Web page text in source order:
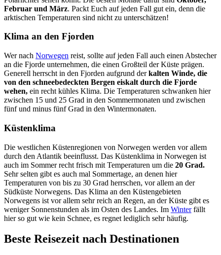
Februar und März. Packt Euch auf jeden Fall gut ein, denn die
arktischen Temperaturen sind nicht zu unterschätzen!
Klima an den Fjorden
Wer nach Norwegen reist, sollte auf jeden Fall auch einen Abstecher
an die Fjorde unternehmen, die einen Großteil der Küste prägen.
Generell herrscht in den Fjorden aufgrund derkalten Winde, die
von den schneebedeckten Bergen eiskalt durch die Fjorde
wehen, ein recht kühles Klima. Die Temperaturen schwanken hier
zwischen 15 und 25 Grad in den Sommermonaten und zwischen
fünf und minus fünf Grad in den Wintermonaten.
Küstenklima
Die westlichen Küstenregionen von Norwegen werden vor allem
durch den Atlantik beeinflusst. Das Küstenklima in Norwegen ist
auch im Sommer recht frisch mit Temperaturen um die 20 Grad.
Sehr selten gibt es auch mal Sommertage, an denen hier
Temperaturen von bis zu 30 Grad herrschen, vor allem an der
Südküste Norwegens. Das Klima an den Küstengebieten
Norwegens ist vor allem sehr reich an Regen, an der Küste gibt es
weniger Sonnenstunden als im Osten des Landes. Im Winterfällt
hier so gut wie kein Schnee, es regnet lediglich sehr häufig.
Beste Reisezeit nach Destinationen